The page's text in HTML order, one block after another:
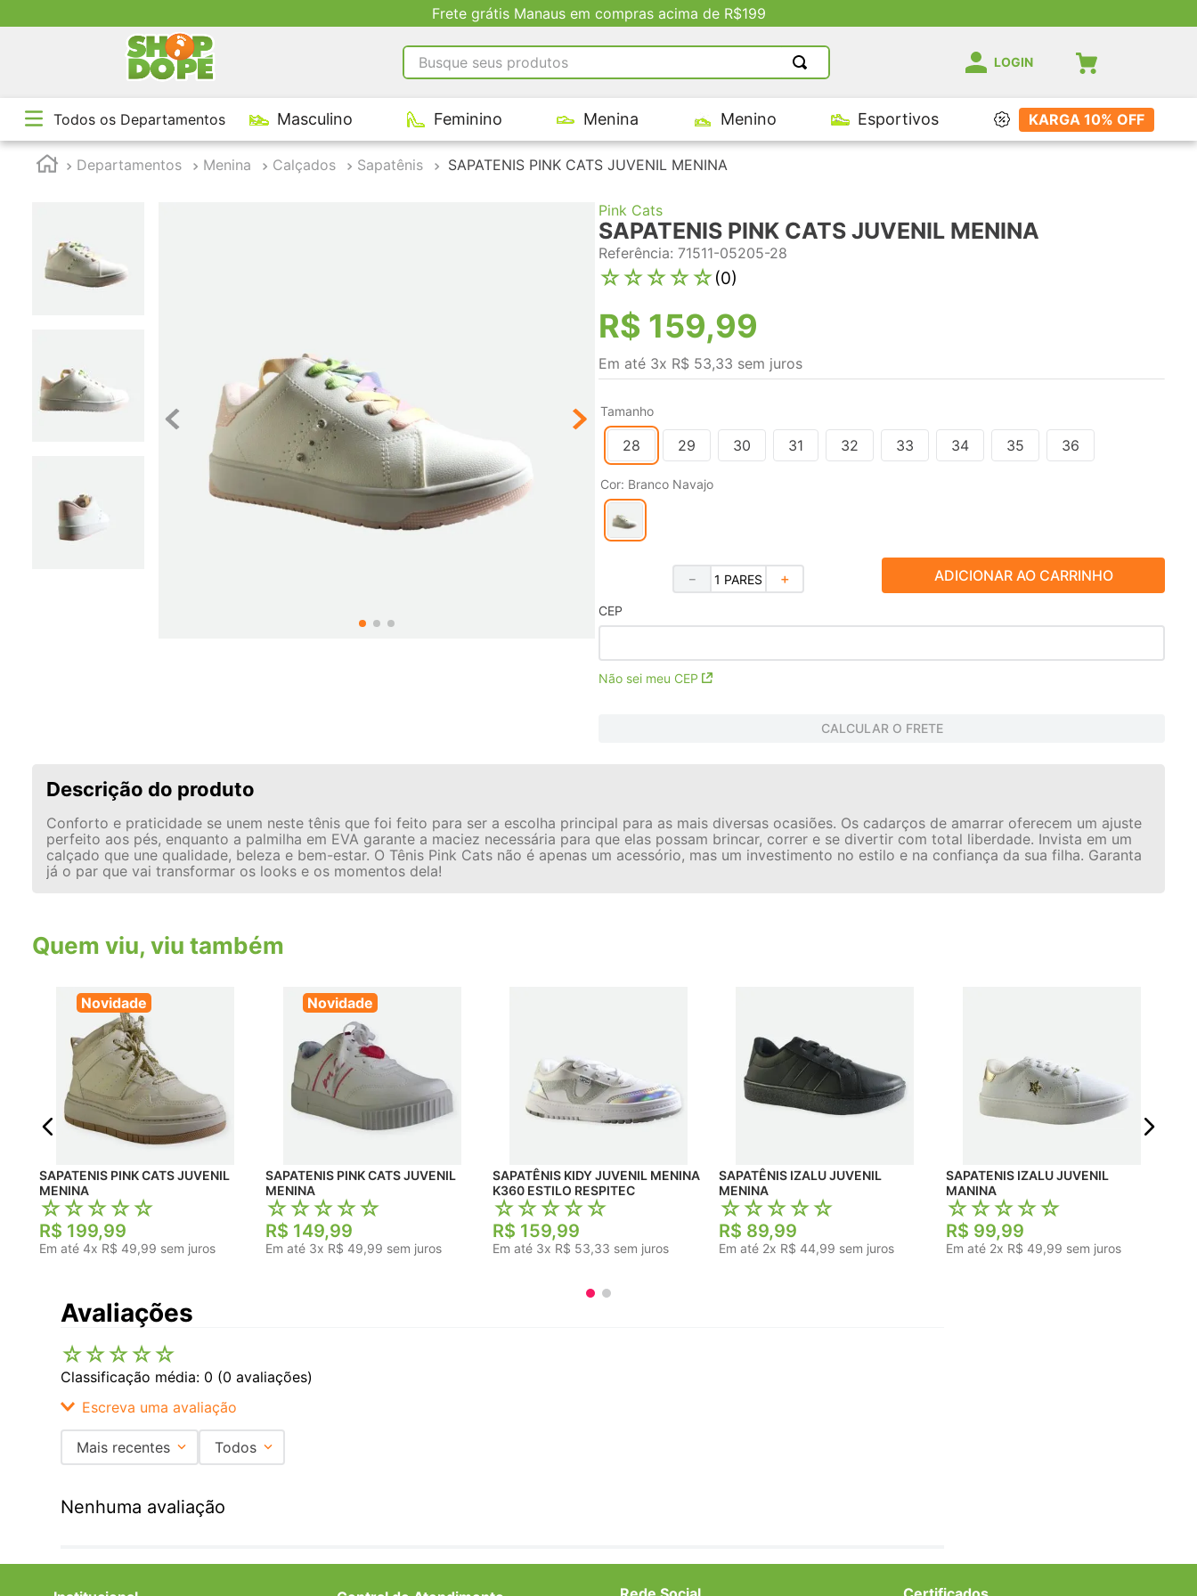
Frete grátis Manaus em compras acima de R$199
Busque seus produtos LOGIN
Todos os Departamentos Masculino Feminino Menina Menino Esportivos KARGA 10% OFF
Departamentos Menina Calçados Sapatênis SAPATENIS PINK CATS JUVENIL MENINA
Pink Cats
SAPATENIS PINK CATS JUVENIL MENINA
Referência: 71511-05205-28
☆☆☆☆☆(0)
R$ 159,99
Em até 3x R$ 53,33 sem juros
Tamanho
28 29 30 31 32 33 34 35 36
Cor: Branco Navajo
＋
－ ADICIONAR AO CARRINHO
CEP
Não sei meu CEP
CALCULAR O FRETE
Descrição do produto
Conforto e praticidade se unem neste tênis que foi feito para ser a escolha principal para as mais diversas ocasiões. Os cadarços de amarrar oferecem um ajuste
perfeito aos pés, enquanto a palmilha em EVA garante a maciez necessária para que elas possam brincar, correr e se divertir com total liberdade. Invista em um
calçado que une qualidade, beleza e bem-estar. O Tênis Pink Cats não é apenas um acessório, mas um investimento no estilo e na confiança da sua filha. Garanta
já o par que vai transformar os looks e os momentos dela!
Quem viu, viu também
Novidade
SAPATENIS PINK CATS JUVENIL
MENINA
☆☆☆☆☆
R$ 199,99
Em até 4x R$ 49,99 sem juros
Novidade
SAPATENIS PINK CATS JUVENIL
MENINA
☆☆☆☆☆
R$ 149,99
Em até 3x R$ 49,99 sem juros
SAPATÊNIS KIDY JUVENIL MENINA
K360 ESTILO RESPITEC
☆☆☆☆☆
R$ 159,99
Em até 3x R$ 53,33 sem juros
SAPATÊNIS IZALU JUVENIL
MENINA
☆☆☆☆☆
R$ 89,99
Em até 2x R$ 44,99 sem juros
SAPATENIS IZALU JUVENIL
MANINA
☆☆☆☆☆
R$ 99,99
Em até 2x R$ 49,99 sem juros
Avaliações
☆☆☆☆☆
Classificação média: 0 (0 avaliações)
Escreva uma avaliação
Título
Avalie o produto de 1 a 5 estrelas
Mais recentes Todos
Nenhuma avaliação
TERMOS MAIS BUSCADOS
tênis masculino
tenis feminino